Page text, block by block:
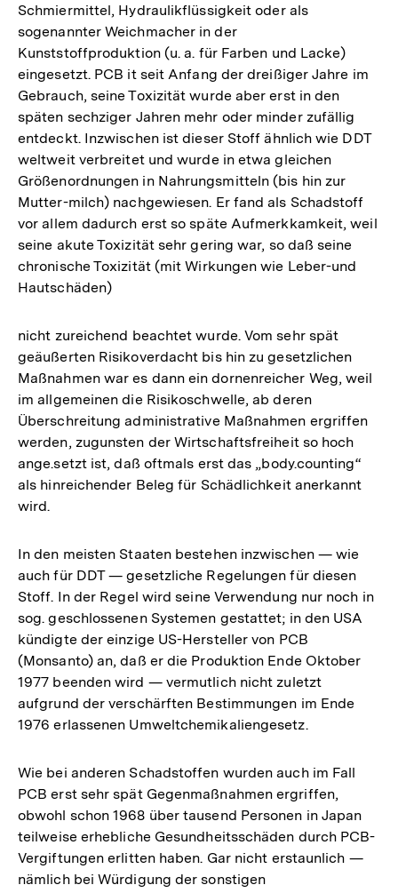
Schmiermittel, Hydraulikflüssigkeit oder als
sogenannter Weichmacher in der
Kunststoffproduktion (u. a. für Farben und Lacke)
eingesetzt. PCB it seit Anfang der dreißiger Jahre im
Gebrauch, seine Toxizität wurde aber erst in den
späten sechziger Jahren mehr oder minder zufällig
entdeckt. Inzwischen ist dieser Stoff ähnlich wie DDT
weltweit verbreitet und wurde in etwa gleichen
Größenordnungen in Nahrungsmitteln (bis hin zur
Mutter-milch) nachgewiesen. Er fand als Schadstoff
vor allem dadurch erst so späte Aufmerkkamkeit, weil
seine akute Toxizität sehr gering war, so daß seine
chronische Toxizität (mit Wirkungen wie Leber-und
Hautschäden)
nicht zureichend beachtet wurde. Vom sehr spät
geäußerten Risikoverdacht bis hin zu gesetzlichen
Maßnahmen war es dann ein dornenreicher Weg, weil
im allgemeinen die Risikoschwelle, ab deren
Überschreitung administrative Maßnahmen ergriffen
werden, zugunsten der Wirtschaftsfreiheit so hoch
ange.setzt ist, daß oftmals erst das „body.counting“
als hinreichender Beleg für Schädlichkeit anerkannt
wird.
In den meisten Staaten bestehen inzwischen — wie
auch für DDT — gesetzliche Regelungen für diesen
Stoff. In der Regel wird seine Verwendung nur noch in
sog. geschlossenen Systemen gestattet; in den USA
kündigte der einzige US-Hersteller von PCB
(Monsanto) an, daß er die Produktion Ende Oktober
1977 beenden wird — vermutlich nicht zuletzt
aufgrund der verschärften Bestimmungen im Ende
1976 erlassenen Umweltchemikaliengesetz.
Wie bei anderen Schadstoffen wurden auch im Fall
PCB erst sehr spät Gegenmaßnahmen ergriffen,
obwohl schon 1968 über tausend Personen in Japan
teilweise erhebliche Gesundheitsschäden durch PCB-
Vergiftungen erlitten haben. Gar nicht erstaunlich —
nämlich bei Würdigung der sonstigen